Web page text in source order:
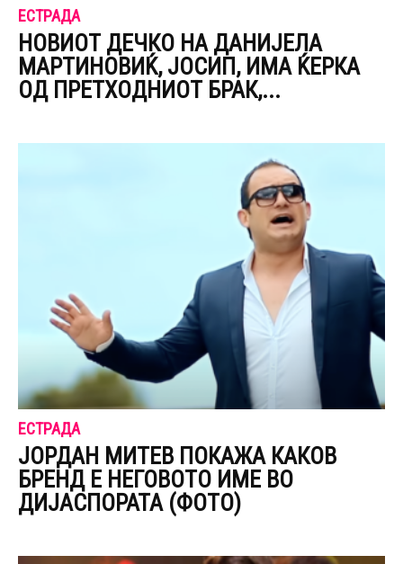
ЕСТРАДА
НОВИОТ ДЕЧКО НА ДАНИЈЕЛА
МАPТИНОВИЌ, ЈОСИП, ИМА ЌЕPКА
ОД ПPЕТХОДНИОТ БРАК,...
ЕСТРАДА
ЈОРДАН МИТЕВ ПОКАЖА КАКОВ
БРЕНД Е НЕГОВОТО ИМЕ ВО
ДИЈАСПОРАТА (ФОТО)